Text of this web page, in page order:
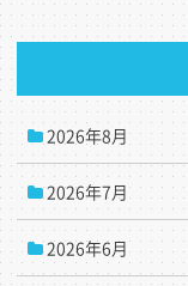
2026年8月
2026年7月
2026年6月